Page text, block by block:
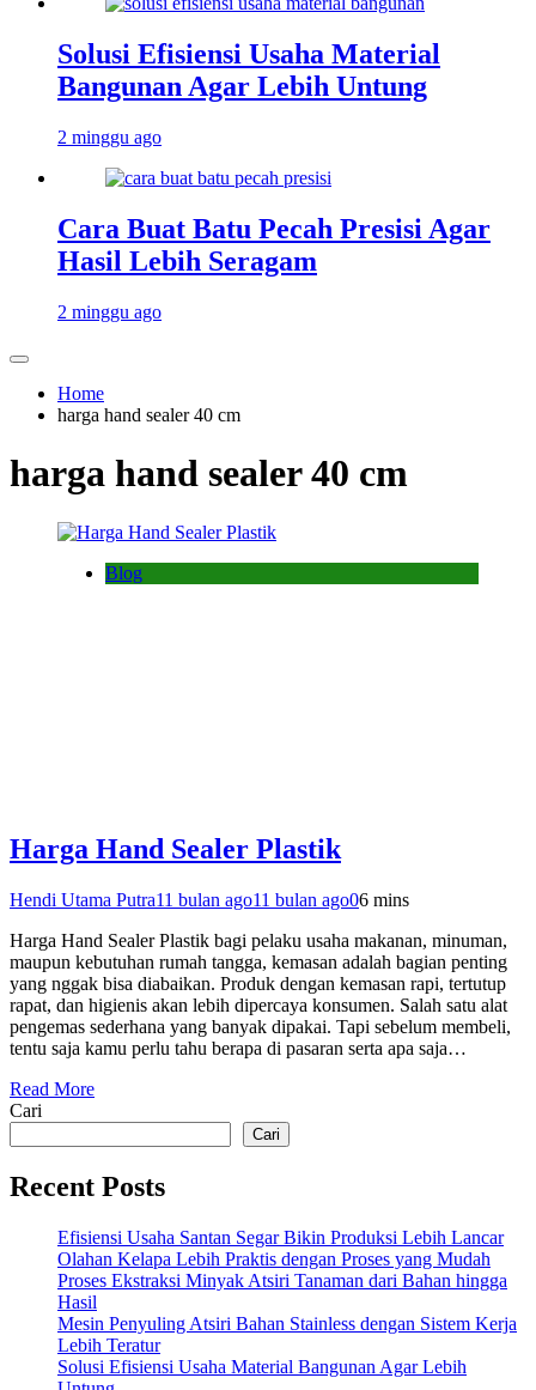
Solusi Efisiensi Usaha Material
Bangunan Agar Lebih Untung
2 minggu ago
Cara Buat Batu Pecah Presisi Agar
Hasil Lebih Seragam
2 minggu ago
Home
harga hand sealer 40 cm
harga hand sealer 40 cm
Blog
Harga Hand Sealer Plastik
Hendi Utama Putra11 bulan ago11 bulan ago06 mins
Harga Hand Sealer Plastik bagi pelaku usaha makanan, minuman,
maupun kebutuhan rumah tangga, kemasan adalah bagian penting
yang nggak bisa diabaikan. Produk dengan kemasan rapi, tertutup
rapat, dan higienis akan lebih dipercaya konsumen. Salah satu alat
pengemas sederhana yang banyak dipakai. Tapi sebelum membeli,
tentu saja kamu perlu tahu berapa di pasaran serta apa saja…
Read More
Cari
Cari
Recent Posts
Efisiensi Usaha Santan Segar Bikin Produksi Lebih Lancar
Olahan Kelapa Lebih Praktis dengan Proses yang Mudah
Proses Ekstraksi Minyak Atsiri Tanaman dari Bahan hingga
Hasil
Mesin Penyuling Atsiri Bahan Stainless dengan Sistem Kerja
Lebih Teratur
Solusi Efisiensi Usaha Material Bangunan Agar Lebih